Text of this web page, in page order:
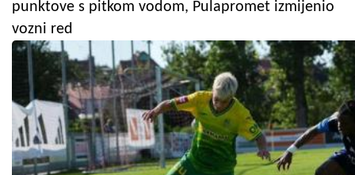
punktove s pitkom vodom, Pulapromet izmijenio
vozni red